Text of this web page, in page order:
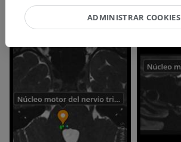
ADMINISTRAR COOKIES